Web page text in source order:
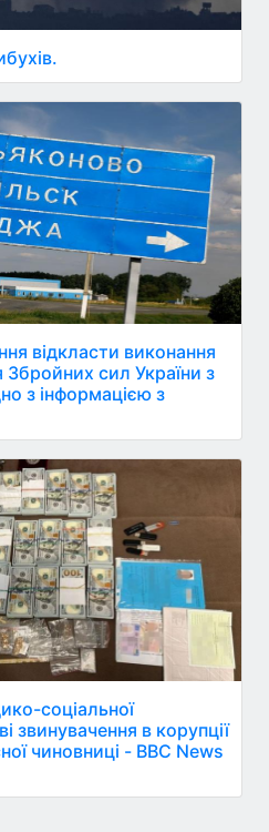
відкласти виконання
Збройних сил України з
з інформацією з
соціальної
звинувачення в корупції
чиновниці - BBC News